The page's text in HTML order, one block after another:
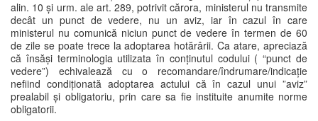
alin. 10 și urm. ale art. 289, potrivit cărora, ministerul nu transmite
decât un punct de vedere, nu un aviz, iar în cazul în care
ministerul nu comunică niciun punct de vedere în termen de 60
de zile se poate trece la adoptarea hotărârii. Ca atare, apreciază
că însăși terminologia utilizata în conținutul codului ( “punct de
vedere”) echivalează cu o recomandare/îndrumare/indicație
nefiind condiționată adoptarea actului că în cazul unui ”aviz”
prealabil și obligatoriu, prin care sa fie instituite anumite norme
obligatorii.